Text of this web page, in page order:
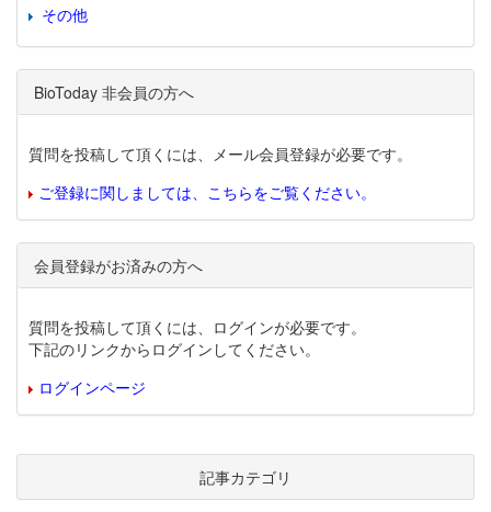
その他
BioToday 非会員の方へ
質問を投稿して頂くには、メール会員登録が必要です。
ご登録に関しましては、こちらをご覧ください。
会員登録がお済みの方へ
質問を投稿して頂くには、ログインが必要です。
下記のリンクからログインしてください。
ログインページ
記事カテゴリ